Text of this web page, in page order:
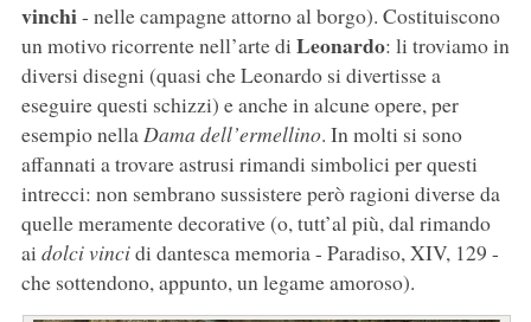
vinchi- nelle campagne attorno al borgo). Costituiscono
un motivo ricorrente nell’arte di Leonardo: li troviamo in
diversi disegni (quasi che Leonardo si divertisse a
eseguire questi schizzi) e anche in alcune opere, per
esempio nellaDama dell’ermellino. In molti si sono
affannati a trovare astrusi rimandi simbolici per questi
intrecci: non sembrano sussistere però ragioni diverse da
quelle meramente decorative (o, tutt’al più, dal rimando
ai dolci vincidi dantesca memoria - Paradiso, XIV, 129 -
che sottendono, appunto, un legame amoroso).